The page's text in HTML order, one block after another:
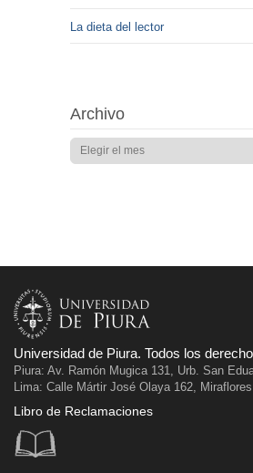
La dieta del lector
Archivo
Universidad de Piura. Todos los
Piura: Av. Ramón Mugica 131, Urb. San
Lima: Calle Mártir José Olaya 162,
Libro de Reclamaciones